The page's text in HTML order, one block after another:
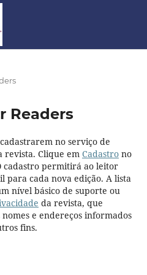
Readers
no serviço de
revista. Clique em Cadastrono
cadastro permitirá ao leitor
para cada nova edição. A lista
nível básico de suporte ou
da revista, que
e endereços informados
fins.